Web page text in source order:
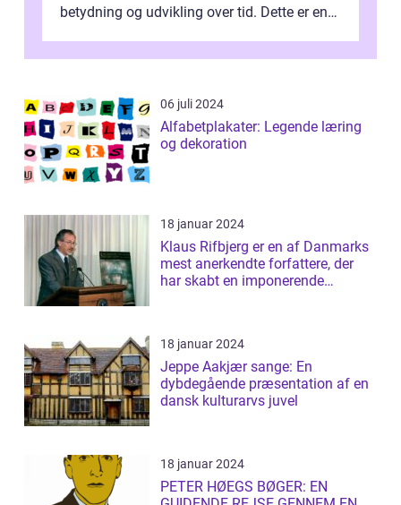
betydning og udvikling over tid. Dette er en
06 juli 2024
Alfabetplakater: Legende læring
og dekoration
18 januar 2024
Klaus Rifbjerg er en af Danmarks
mest anerkendte forfattere, der
har skabt en imponerende
18 januar 2024
Jeppe Aakjær sange: En
dybdegående præsentation af en
dansk kulturarvs juvel
18 januar 2024
PETER HØEGS BØGER: EN